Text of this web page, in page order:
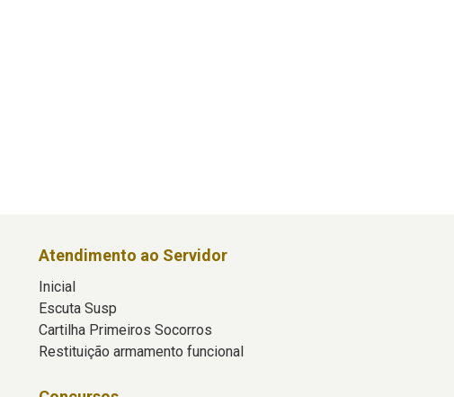
Atendimento ao Servidor
Inicial
Escuta Susp
Cartilha Primeiros Socorros
Restituição armamento funcional